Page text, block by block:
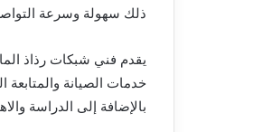
ذلك سهولة وسرعة
يقدم فني شبكات رذاذ
خدمات الصيانة والمتابعة
بالإضافة إلى الدراسة